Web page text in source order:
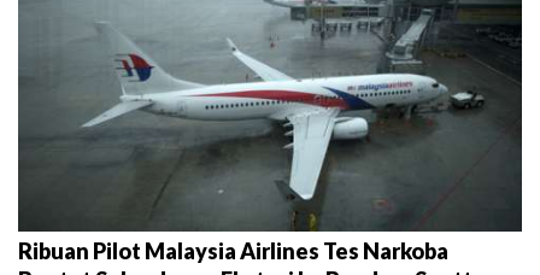
Ribuan Pilot Malaysia Airlines Tes Narkoba